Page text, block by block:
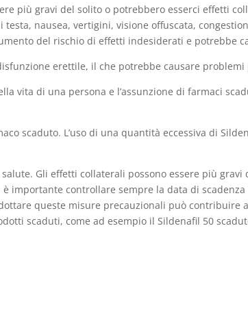
più gravi del solito o potrebbero esserci effetti
nausea, vertigini, visione offuscata,
del rischio di effetti indesiderati e potrebbe
erettile, il che potrebbe causare problemi
vita di una persona e l’assunzione di farmaci
scaduto. L’uso di una quantità eccessiva di
Gli effetti collaterali possono essere più
importante controllare sempre la data di
queste misure precauzionali può contribuire a
scaduti, come ad esempio il Sildenafil 50